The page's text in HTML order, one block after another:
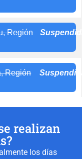
Región
Región
realizan
los días